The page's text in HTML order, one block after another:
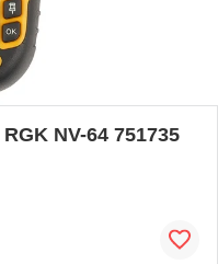
NV-64 751735